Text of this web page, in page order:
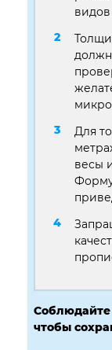
Для
весы
Соблюдайте
чтобы